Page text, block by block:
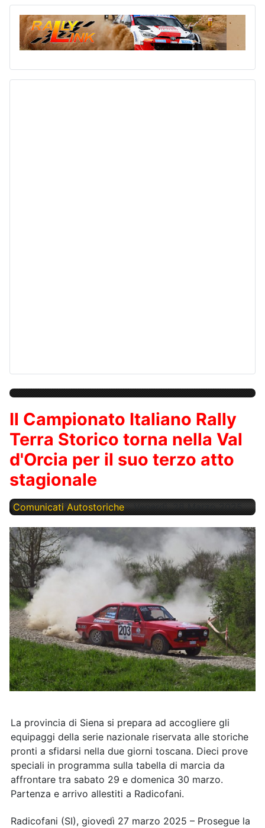
Il Campionato Italiano Rally
Terra Storico torna nella Val
d'Orcia per il suo terzo atto
stagionale
Comunicati Autostoriche Venerdì, 28 Marzo 2025
La provincia di Siena si prepara ad accogliere gli
equipaggi della serie nazionale riservata alle storiche
pronti a sfidarsi nella due giorni toscana. Dieci prove
speciali in programma sulla tabella di marcia da
affrontare tra sabato 29 e domenica 30 marzo.
Partenza e arrivo allestiti a Radicofani.
Radicofani (SI), giovedì 27 marzo 2025 – Prosegue la